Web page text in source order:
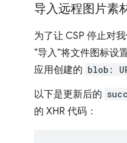
导入远程图片素
为了让 CSP 停止对
“导入”将文件图标设
应用创建的 blob:
以下是更新后的
的 XHR 代码：